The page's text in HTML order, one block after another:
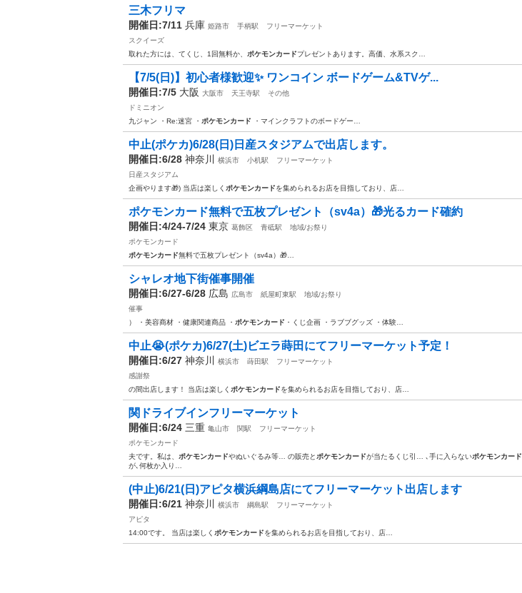
三木フリマ
開催日:7/11 兵庫 姫路市 手柄駅
フリーマーケット
スクイーズ
取れた方には、てくじ、1回無料か、 ポケモンカードプレゼントあります。高価、水系スク…
【7/5(日)】初心者様歓迎✨ ワンコイン ボードゲーム&TVゲ...
開催日:7/5 大阪 大阪市 天王寺駅
その他
ドミニオン
九ジャン ・Re:迷宮 ・ ポケモンカード ・マインクラフトのボードゲー…
中止(ポケカ)6/28(日)日産スタジアムで出店します。
開催日:6/28 神奈川 横浜市 小机駅
フリーマーケット
日産スタジアム
企画やります🎁) 当店は楽しく ポケモンカードを集められるお店を目指しており、店…
ポケモンカード無料で五枚プレゼント（sv4a）🎁光るカード確約
開催日:4/24-7/24 東京 葛飾区 青砥駅
地域/お祭り
ポケモンカード
ポケモンカード無料で五枚プレゼント（sv4a）🎁…
シャレオ地下街催事開催
開催日:6/27-6/28 広島 広島市 紙屋町東駅
地域/お祭り
催事
） ・美容商材 ・健康関連商品 ・ ポケモンカード ・くじ企画 ・ラブブグッズ ・体験…
中止😭(ポケカ)6/27(土)ビエラ蒔田にてフリーマーケット予定！
開催日:6/27 神奈川 横浜市 蒔田駅
フリーマーケット
感謝祭
の間出店します！ 当店は楽しく ポケモンカードを集められるお店を目指しており、店…
関ドライブインフリーマーケット
開催日:6/24 三重 亀山市 関駅
フリーマーケット
ポケモンカード
夫です。私は、 ポケモンカードやぬいぐるみ等… の販売と ポケモンカードが当たるくじ引… ､手に入らないポケモンカード
が､何枚か入り…
(中止)6/21(日)アピタ横浜綱島店にてフリーマーケット出店します
開催日:6/21 神奈川 横浜市 綱島駅
フリーマーケット
アピタ
14:00です。 当店は楽しく ポケモンカードを集められるお店を目指しており、店…